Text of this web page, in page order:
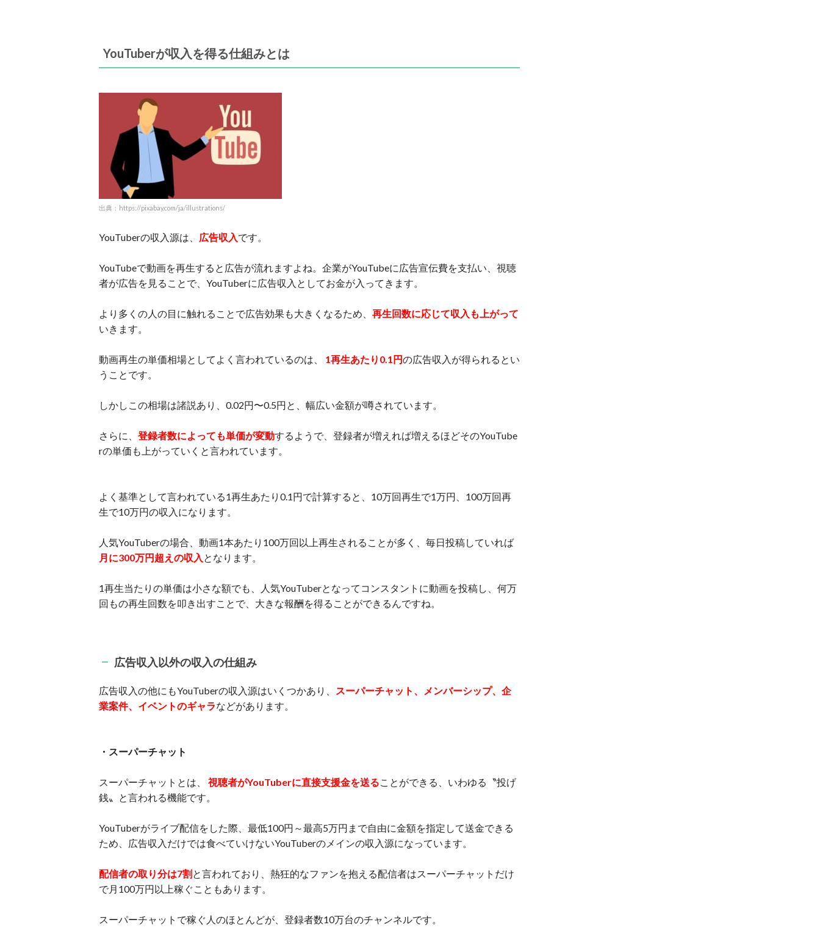
YouTuberが収入を得る仕組みとは
出典：https://pixabay.com/ja/illustrations/
YouTuberの収入源は、 広告収入です。
YouTubeで動画を再生すると広告が流れますよね。企業がYouTubeに広告宣伝費を支払い、視聴
者が広告を見ることで、YouTuberに広告収入としてお金が入ってきます。
より多くの人の目に触れることで広告効果も大きくなるため、 再生回数に応じて収入も上がって
いきます。
動画再生の単価相場としてよく言われているのは、 1再生あたり0.1円の広告収入が得られるとい
うことです。
しかしこの相場は諸説あり、0.02円〜0.5円と、幅広い金額が噂されています。
さらに、 登録者数によっても単価が変動するようで、登録者が増えれば増えるほどそのYouTube
rの単価も上がっていくと言われています。
よく基準として言われている1再生あたり0.1円で計算すると、10万回再生で1万円、100万回再
生で10万円の収入になります。
人気YouTuberの場合、動画1本あたり100万回以上再生されることが多く、毎日投稿していれば
月に300万円超えの収入 となります。
1再生当たりの単価は小さな額でも、人気YouTuberとなってコンスタントに動画を投稿し、何万
回もの再生回数を叩き出すことで、大きな報酬を得ることができるんですね。
広告収入以外の収入の仕組み
広告収入の他にもYouTuberの収入源はいくつかあり、
スーパーチャット、メンバーシップ、企
業案件、イベントのギャラなどがあります。
・スーパーチャット
スーパーチャットとは、 視聴者がYouTuberに直接支援金を送ることができる、いわゆる〝投げ
銭〟と言われる機能です。
YouTuberがライブ配信をした際、最低100円～最高5万円まで自由に金額を指定して送金できる
ため、広告収入だけでは食べていけないYouTuberのメインの収入源になっています。
配信者の取り分は7割 と言われており、熱狂的なファンを抱える配信者はスーパーチャットだけ
で月100万円以上稼ぐこともあります。
スーパーチャットで稼ぐ人のほとんどが、登録者数10万台のチャンネルです。